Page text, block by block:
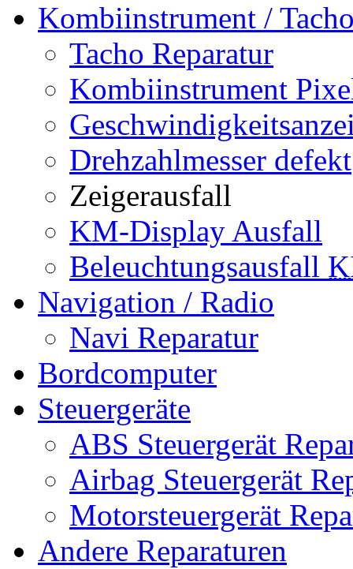
Kombiinstrument /
Tacho Reparatur
Kombiinstrument
Drehzahlmesser defekt
Zeigerausfall
KM-Display Ausfall
Beleuchtungsausfall
Navigation / Radio
Navi Reparatur
Bordcomputer
Steuergeräte
ABS Steuergerät
Airbag Steuergerät
Motorsteuergerät
Andere Reparaturen